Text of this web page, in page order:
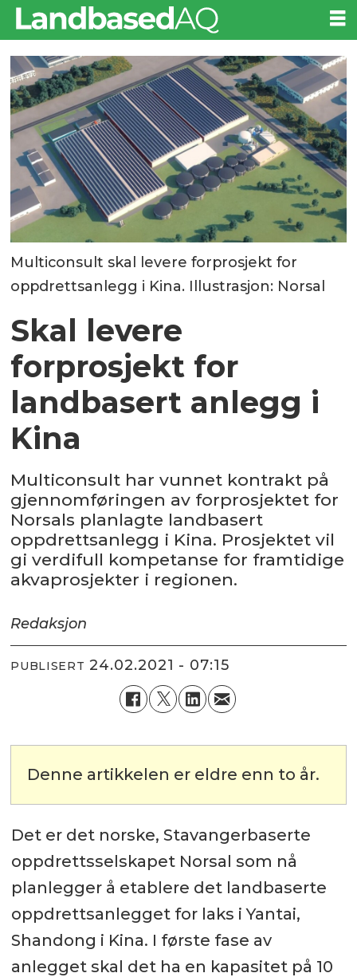
Multiconsult skal levere forprosjekt for
oppdrettsanlegg i Kina. Illustrasjon: Norsal
Skal levere
forprosjekt for
landbasert anlegg i
Kina
Multiconsult har vunnet kontrakt på
gjennomføringen av forprosjektet for
Norsals planlagte landbasert
oppdrettsanlegg i Kina. Prosjektet vil
gi verdifull kompetanse for framtidige
akvaprosjekter i regionen.
Redaksjon
PUBLISERT 24.02.2021 - 07:15
Denne artikkelen er eldre enn to år.
Det er det norske, Stavangerbaserte
oppdrettsselskapet Norsal som nå
planlegger å etablere det landbaserte
oppdrettsanlegget for laks i Yantai,
Shandong i Kina. I første fase av
anlegget skal det ha en kapasitet på 10